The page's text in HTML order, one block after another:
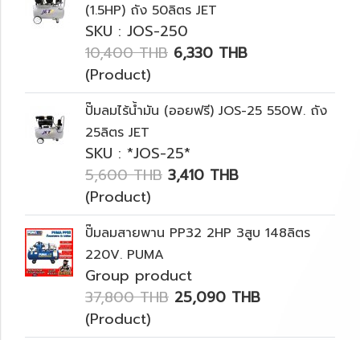
(1.5HP) ถัง 50ลิตร JET
SKU : JOS-250
10,400 THB 6,330 THB
(Product)
ปั๊มลมไร้น้ำมัน (ออยฟรี) JOS-25 550W. ถัง
25ลิตร JET
SKU : *JOS-25*
5,600 THB 3,410 THB
(Product)
ปั๊มลมสายพาน PP32 2HP 3สูบ 148ลิตร
220V. PUMA
Group product
37,800 THB 25,090 THB
(Product)